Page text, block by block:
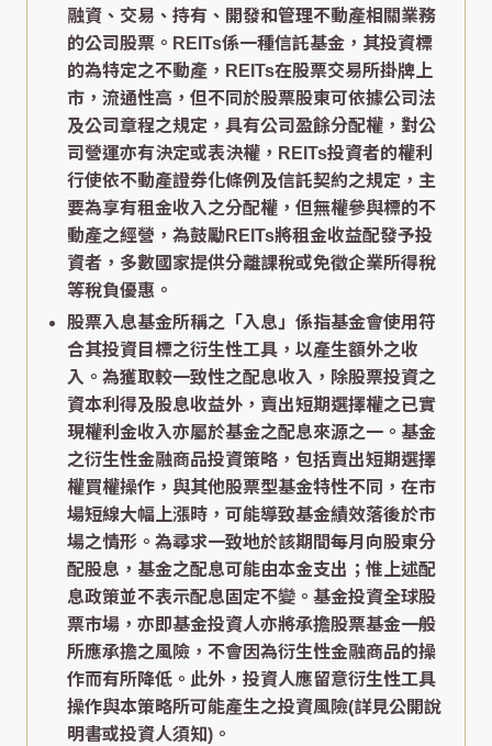
融資、交易、持有、開發和管理不動產相關業務
的公司股票。REITs係一種信託基金，其投資標
的為特定之不動產，REITs在股票交易所掛牌上
市，流通性高，但不同於股票股東可依據公司法
及公司章程之規定，具有公司盈餘分配權，對公
司營運亦有決定或表決權，REITs投資者的權利
行使依不動產證券化條例及信託契約之規定，主
要為享有租金收入之分配權，但無權參與標的不
動產之經營，為鼓勵REITs將租金收益配發予投
資者，多數國家提供分離課稅或免徵企業所得稅
等稅負優惠。
股票入息基金所稱之「入息」係指基金會使用符
合其投資目標之衍生性工具，以產生額外之收
入。為獲取較一致性之配息收入，除股票投資之
資本利得及股息收益外，賣出短期選擇權之已實
現權利金收入亦屬於基金之配息來源之一。基金
之衍生性金融商品投資策略，包括賣出短期選擇
權買權操作，與其他股票型基金特性不同，在市
場短線大幅上漲時，可能導致基金績效落後於市
場之情形。為尋求一致地於該期間每月向股東分
配股息，基金之配息可能由本金支出；惟上述配
息政策並不表示配息固定不變。基金投資全球股
票市場，亦即基金投資人亦將承擔股票基金一般
所應承擔之風險，不會因為衍生性金融商品的操
作而有所降低。此外，投資人應留意衍生性工具
操作與本策略所可能產生之投資風險(詳見公開說
明書或投資人須知)。